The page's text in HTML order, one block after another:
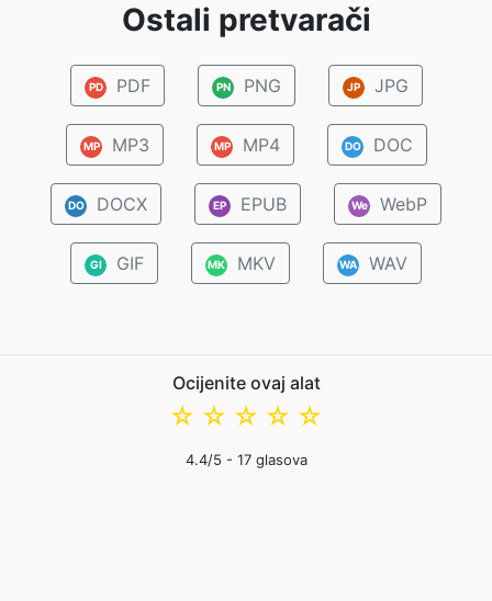
Ostali pretvarači
PD PDF PN PNG JP JPG
MP MP3 MP MP4 DO DOC
DO DOCX EP EPUB We WebP
GI GIF MK MKV WA WAV
Ocijenite ovaj alat
☆
☆
☆
☆
☆
4.4/5 - 17glasova